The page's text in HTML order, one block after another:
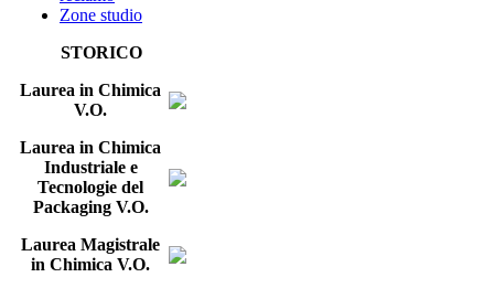
Zone studio
STORICO
Laurea in Chimica
V.O.
Laurea in Chimica
Industriale e
Tecnologie del
Packaging V.O.
Laurea Magistrale
in Chimica V.O.